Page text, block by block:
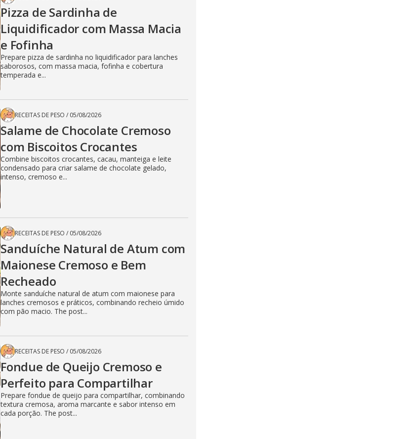
Pizza de Sardinha de
Liquidificador com Massa Macia
e Fofinha
Prepare pizza de sardinha no liquidificador para lanches
saborosos, com massa macia, fofinha e cobertura
temperada e...
RECEITAS DE PESO / 05/08/2026
Salame de Chocolate Cremoso
com Biscoitos Crocantes
Combine biscoitos crocantes, cacau, manteiga e leite
condensado para criar salame de chocolate gelado,
intenso, cremoso e...
RECEITAS DE PESO / 05/08/2026
Sanduíche Natural de Atum com
Maionese Cremoso e Bem
Recheado
Monte sanduíche natural de atum com maionese para
lanches cremosos e práticos, combinando recheio úmido
com pão macio. The post...
RECEITAS DE PESO / 05/08/2026
Fondue de Queijo Cremoso e
Perfeito para Compartilhar
Prepare fondue de queijo para compartilhar, combinando
textura cremosa, aroma marcante e sabor intenso em
cada porção. The post...